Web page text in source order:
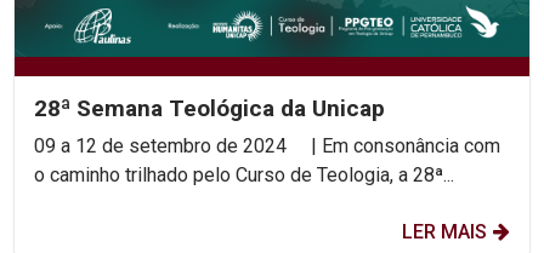
28ª Semana Teológica da Unicap
09 a 12 de setembro de 2024 | Em consonância com
o caminho trilhado pelo Curso de Teologia, a 28ª...
LER MAIS